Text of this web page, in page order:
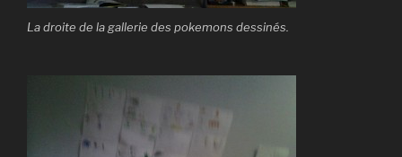
La droite de la gallerie des pokemons dessinés.